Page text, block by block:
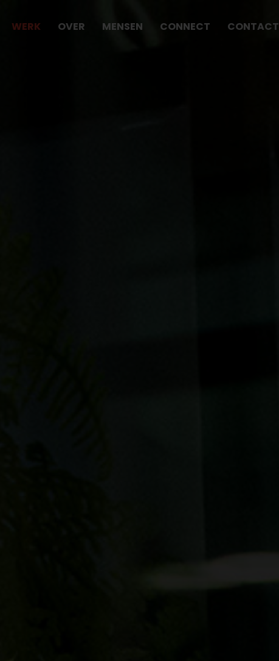
WERK OVER MENSEN CONNECT CONTACT